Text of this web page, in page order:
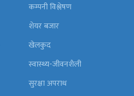
कम्पनी विश्लेषण
शेयर बजार
खेलकुद
स्वास्थ्य-जीवनशैली
सुरक्षा अपराध